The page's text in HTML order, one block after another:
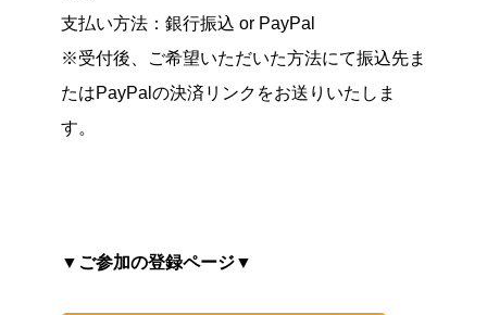
支払い方法：銀行振込 or PayPal
※受付後、ご希望いただいた方法にて振込先ま
たはPayPalの決済リンクをお送りいたしま
す。
▼ご参加の登録ページ▼